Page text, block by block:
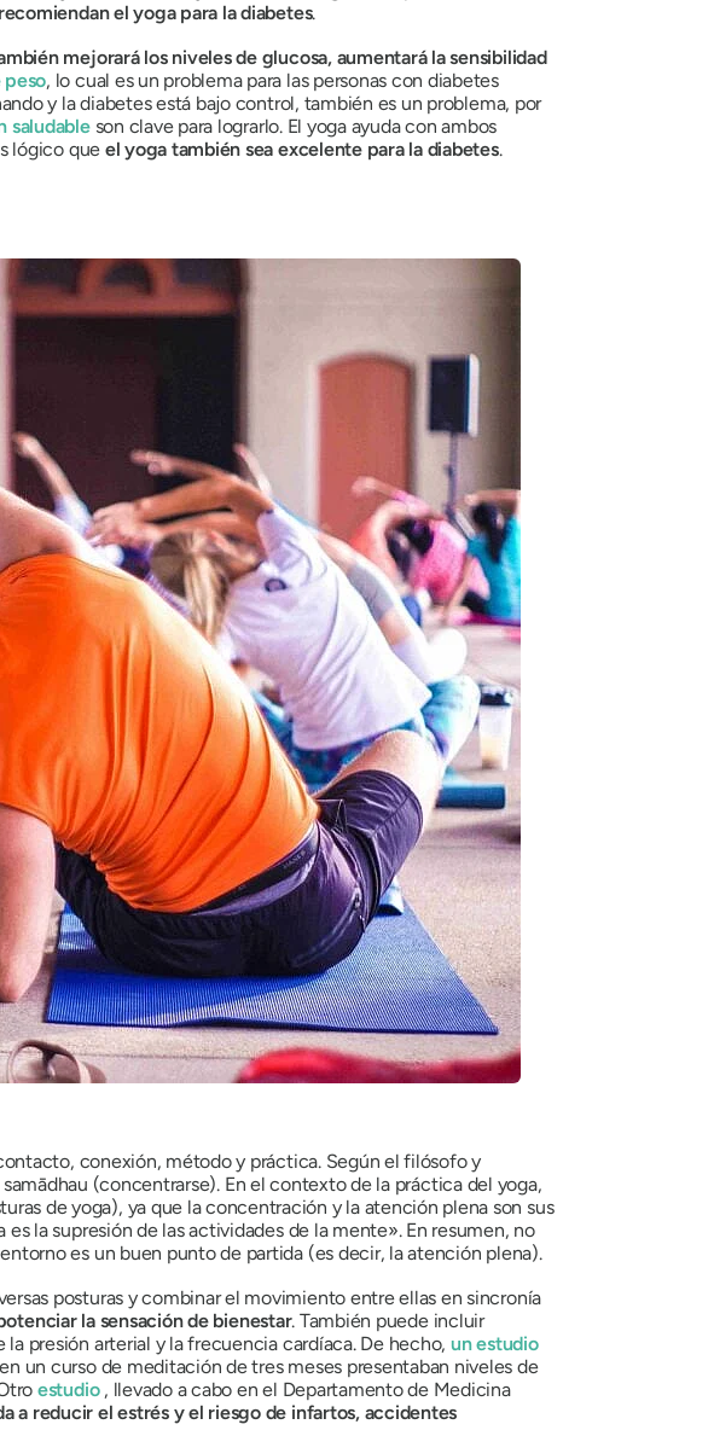
recomiendan el yoga para la diabetes.
mejorará los niveles de glucosa, aumentará la sensibilidad
peso, lo cual es un problema para las personas con diabetes
y la diabetes está bajo control, también es un problema, por
saludableson clave para lograrlo. El yoga ayuda con ambos
lógico que el yoga también sea excelente para la diabetes.
conexión, método y práctica. Según el filósofo y
(concentrarse). En el contexto de la práctica del yoga,
de yoga), ya que la concentración y la atención plena son sus
la supresión de las actividades de la mente». En resumen, no
es un buen punto de partida (es decir, la atención plena).
posturas y combinar el movimiento entre ellas en sincronía
la sensación de bienestar. También puede incluir
presión arterial y la frecuencia cardíaca. De hecho, un estudio
un curso de meditación de tres meses presentaban niveles de
estudio, llevado a cabo en el Departamento de Medicina
a reducir el estrés y el riesgo de infartos, accidentes